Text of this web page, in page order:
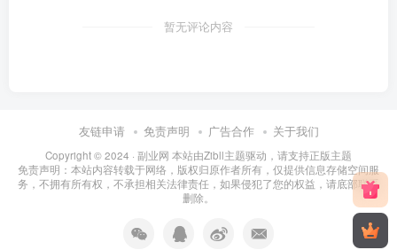
暂无评论内容
友链申请 免责声明 广告合作 关于我们
Copyright © 2024 · 副业网 本站由Zibll主题驱动，请支持正版主题
免责声明：本站内容转载于网络，版权归原作者所有，仅提供信息存储空间服
务，不拥有所有权，不承担相关法律责任，如果侵犯了您的权益，请底部联系
删除。